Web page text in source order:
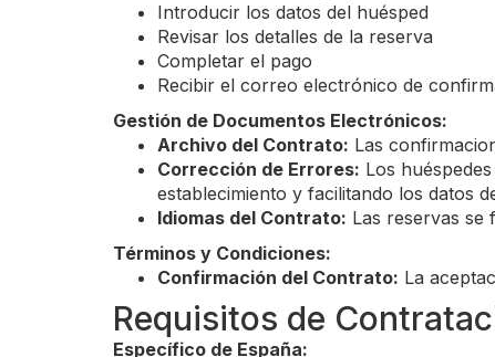
Introducir los datos del huésped
Revisar los detalles de la reserva
Completar el pago
Recibir el correo electrónico de
Gestión de Documentos Electrónicos:
Archivo del Contrato: Las
Corrección de Errores: Los
establecimiento y facilitando los datos
Idiomas del Contrato: Las reservas se
Términos y Condiciones:
Confirmación del Contrato: La
Requisitos de
Específico de España: